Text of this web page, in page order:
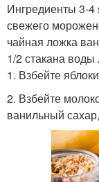
Ингредиенты 3-4
свежего
чайная ложка
1/2 стакана
1. Взбейте
2. Взбейте
ванильный